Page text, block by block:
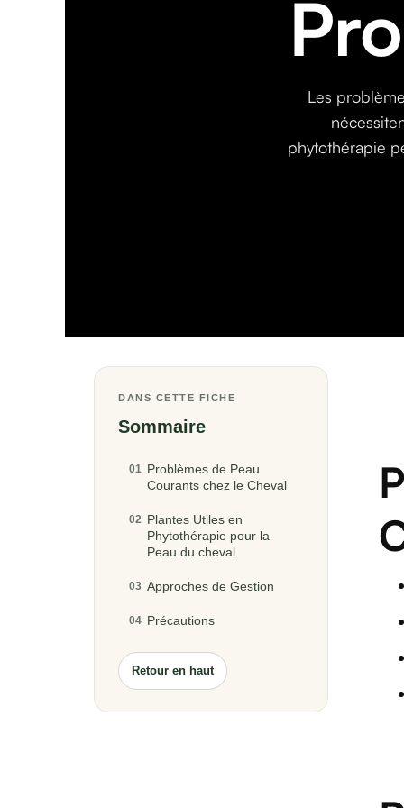
Les
phytothérapie
DANS CETTE FICHE
Sommaire
01 Problèmes de Peau
Courants chez le Cheval
02 Plantes Utiles en
Phytothérapie pour la
Peau du cheval
03 Approches de Gestion
04 Précautions
Retour en haut